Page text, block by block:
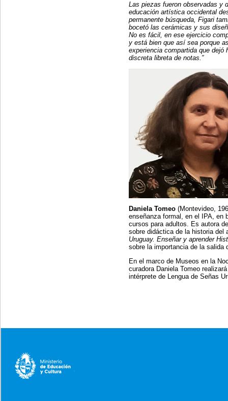
Las piezas fueron observadas y
educación artística occidental
permanente búsqueda, Figari
bocetó las cerámicas y sus
No es fácil, en ese ejercicio
y está bien que así sea porque
experiencia compartida que
discreta libreta de notas.”
Daniela Tomeo (Montevideo,
enseñanza formal, en el IPA, en
cursos para adultos. Es autora
sobre didáctica de la historia del
Uruguay. Enseñar y aprender
sobre la importancia de la salida
En el marco de Museos en la
curadora Daniela Tomeo
intérprete de Lengua de Señas